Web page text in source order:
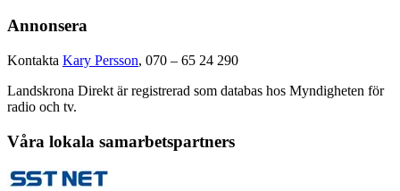
Annonsera
Kontakta Kary Persson, 070 – 65 24 290
Landskrona Direkt är registrerad som databas hos Myndigheten för
radio och tv.
Våra lokala samarbetspartners